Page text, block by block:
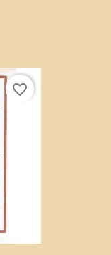
favorite_border